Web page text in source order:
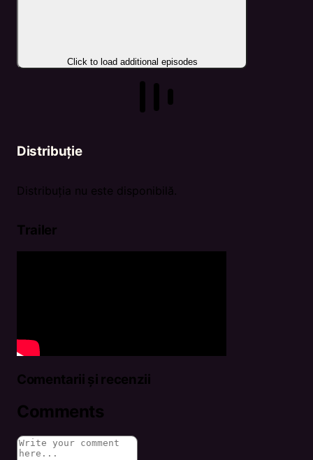
Click to load additional episodes
Distribuție
Distribuția nu este disponibilă.
Trailer
Comentarii și recenzii
Comments